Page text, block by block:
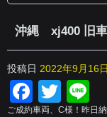
沖縄 xj400 旧
投稿日 2022年9月16日
ご成約車両、C様！昨日